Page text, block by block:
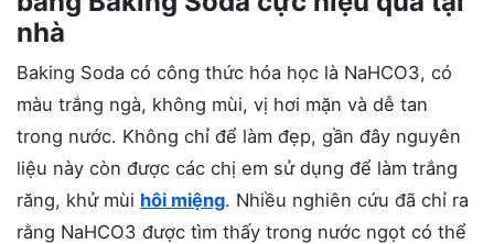
nhà
Baking Soda có công thức hóa học là NaHCO3, có
màu trắng ngà, không mùi, vị hơi mặn và dễ tan
trong nước. Không chỉ để làm đẹp, gần đây nguyên
liệu này còn được các chị em sử dụng để làm trắng
răng, khử mùi hôi miệng. Nhiều nghiên cứu đã chỉ ra
rằng NaHCO3 được tìm thấy trong nước ngọt có thể